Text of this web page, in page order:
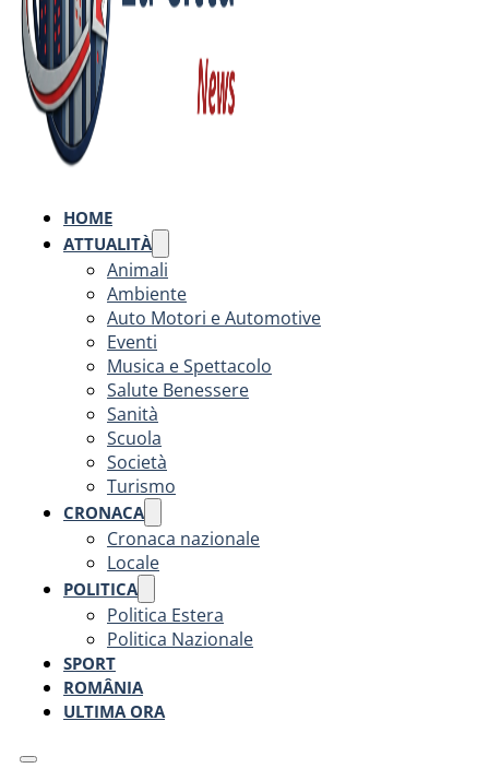
HOME
ATTUALITÀ
Animali
Ambiente
Auto Motori e Automotive
Eventi
Musica e Spettacolo
Salute Benessere
Sanità
Scuola
Società
Turismo
CRONACA
Cronaca nazionale
Locale
POLITICA
Politica Estera
Politica Nazionale
SPORT
ROMÂNIA
ULTIMA ORA